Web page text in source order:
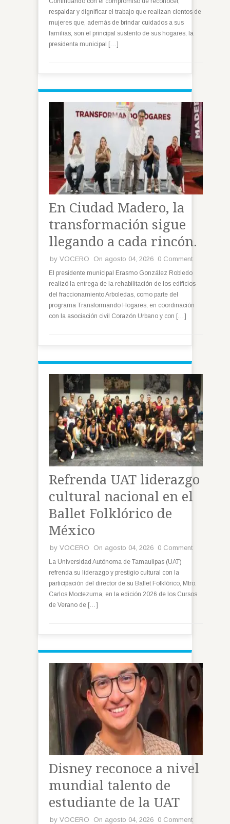
respaldar y dignificar el trabajo que realizan cientos de
mujeres que, además de brindar cuidados a sus
familias, son el principal sustento de sus hogares, la
presidenta municipal […]
En Ciudad Madero, la
transformación sigue
llegando a cada rincón.
by VOCERO On agosto 04, 2026 0 Comment
El presidente municipal Erasmo González Robledo
realizó la entrega de la rehabilitación de los edificios
del fraccionamiento Arboledas, como parte del
programa Transformando Hogares, en coordinación
con la asociación civil Corazón Urbano y con […]
Refrenda UAT liderazgo
cultural nacional en el
Ballet Folklórico de
México
by VOCERO On agosto 04, 2026 0 Comment
La Universidad Autónoma de Tamaulipas (UAT)
refrenda su liderazgo y prestigio cultural con la
participación del director de su Ballet Folklórico, Mtro.
Carlos Moctezuma, en la edición 2026 de los Cursos
de Verano de […]
Disney reconoce a nivel
mundial talento de
estudiante de la UAT
by VOCERO On agosto 04, 2026 0 Comment